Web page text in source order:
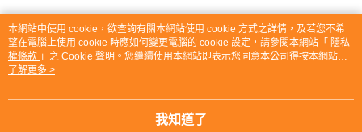
熱門標籤
本網站中使用 cookie，欲查詢有關本網站使用 cookie 方式之詳情，及若您不希
望在電腦上使用 cookie 時應如何變更電腦的 cookie 設定，請參閱本網站「 隱私
權條款 」之 Cookie 聲明。您繼續使用本網站即表示您同意本公司得按本網站使
用條款之 Cookie 聲明使用 cookie。
了解更多 >
我知道了